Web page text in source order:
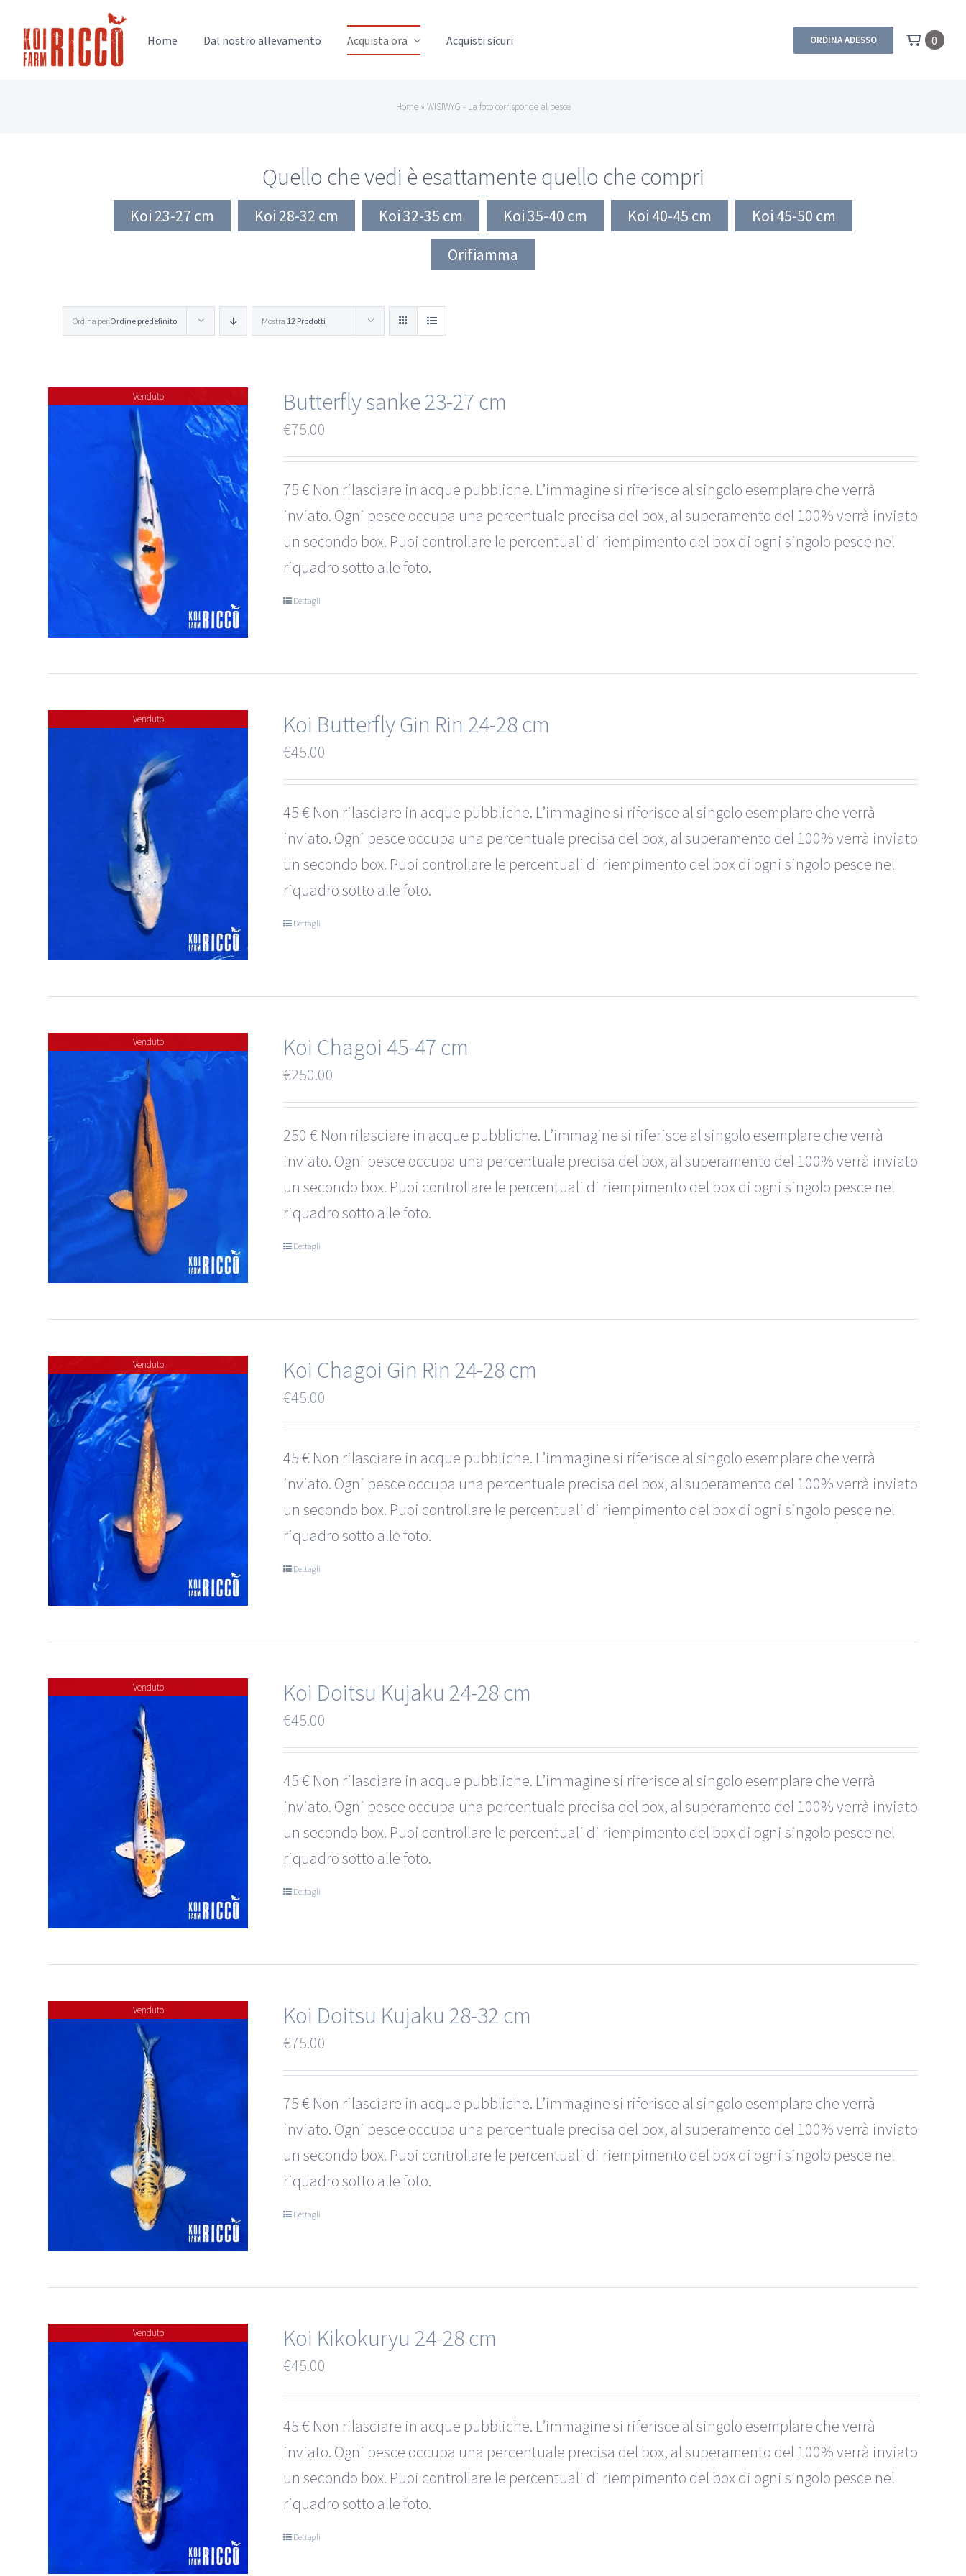
contenuto
Home Dal nostro allevamento Acquista ora Acquisti sicuri ORDINA ADESSO 0
Home» WISIWYG - La foto corrisponde al pesce
Quello che vedi è esattamente quello che compri
Koi 23-27 cm Koi 28-32 cm Koi 32-35 cm Koi 35-40 cm Koi 40-45 cm
Koi 45-50 cm
Orifiamma
Ordina per Ordine predefinito Mostra 12 Prodotti
Venduto Butterfly sanke 23-27 cm
€75.00
75 € Non rilasciare in acque pubbliche. L’immagine si riferisce al singolo esemplare che verrà
inviato. Ogni pesce occupa una percentuale precisa del box, al superamento del 100% verrà inviato
un secondo box. Puoi controllare le percentuali di riempimento del box di ogni singolo pesce nel
riquadro sotto alle foto.
Dettagli
Venduto Koi Butterfly Gin Rin 24-28 cm
€45.00
45 € Non rilasciare in acque pubbliche. L’immagine si riferisce al singolo esemplare che verrà
inviato. Ogni pesce occupa una percentuale precisa del box, al superamento del 100% verrà inviato
un secondo box. Puoi controllare le percentuali di riempimento del box di ogni singolo pesce nel
riquadro sotto alle foto.
Dettagli
Venduto Koi Chagoi 45-47 cm
€250.00
250 € Non rilasciare in acque pubbliche. L’immagine si riferisce al singolo esemplare che verrà
inviato. Ogni pesce occupa una percentuale precisa del box, al superamento del 100% verrà inviato
un secondo box. Puoi controllare le percentuali di riempimento del box di ogni singolo pesce nel
riquadro sotto alle foto.
Dettagli
Venduto Koi Chagoi Gin Rin 24-28 cm
€45.00
45 € Non rilasciare in acque pubbliche. L’immagine si riferisce al singolo esemplare che verrà
inviato. Ogni pesce occupa una percentuale precisa del box, al superamento del 100% verrà inviato
un secondo box. Puoi controllare le percentuali di riempimento del box di ogni singolo pesce nel
riquadro sotto alle foto.
Dettagli
Venduto Koi Doitsu Kujaku 24-28 cm
€45.00
45 € Non rilasciare in acque pubbliche. L’immagine si riferisce al singolo esemplare che verrà
inviato. Ogni pesce occupa una percentuale precisa del box, al superamento del 100% verrà inviato
un secondo box. Puoi controllare le percentuali di riempimento del box di ogni singolo pesce nel
riquadro sotto alle foto.
Dettagli
Venduto Koi Doitsu Kujaku 28-32 cm
€75.00
75 € Non rilasciare in acque pubbliche. L’immagine si riferisce al singolo esemplare che verrà
inviato. Ogni pesce occupa una percentuale precisa del box, al superamento del 100% verrà inviato
un secondo box. Puoi controllare le percentuali di riempimento del box di ogni singolo pesce nel
riquadro sotto alle foto.
Dettagli
Venduto Koi Kikokuryu 24-28 cm
€45.00
45 € Non rilasciare in acque pubbliche. L’immagine si riferisce al singolo esemplare che verrà
inviato. Ogni pesce occupa una percentuale precisa del box, al superamento del 100% verrà inviato
un secondo box. Puoi controllare le percentuali di riempimento del box di ogni singolo pesce nel
riquadro sotto alle foto.
Dettagli